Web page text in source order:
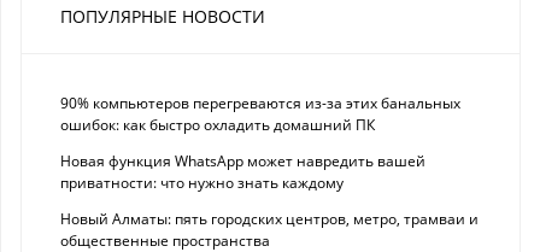
ПОПУЛЯРНЫЕ НОВОСТИ
90% компьютеров перегреваются из-за этих банальных
ошибок: как быстро охладить домашний ПК
Новая функция WhatsApp может навредить вашей
приватности: что нужно знать каждому
Новый Алматы: пять городских центров, метро, трамваи и
общественные пространства